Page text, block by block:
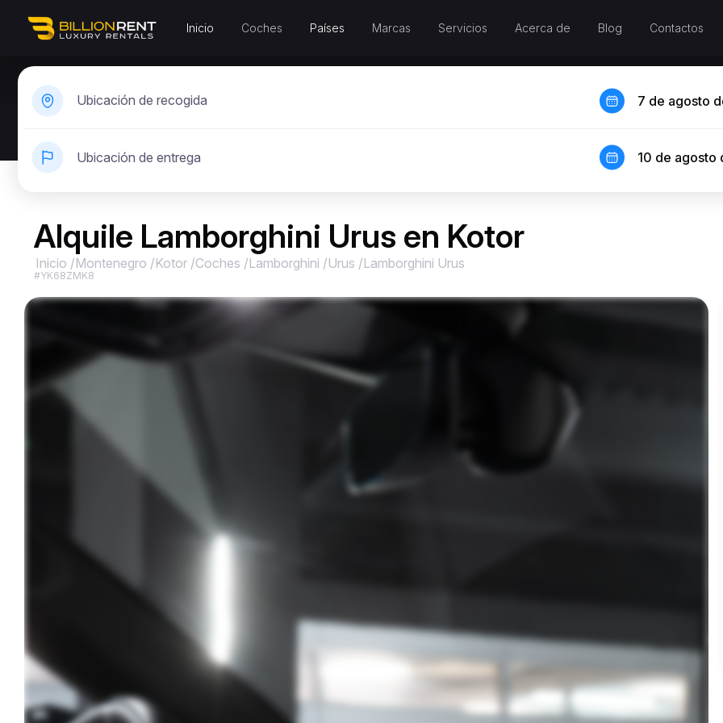
Inicio Coches Países Marcas Servicios Acerca de Blog Contactos
Ubicación de recogida
Ubicación de entrega
7 de agosto
10 de agosto
Alquile Lamborghini Urus en Kotor
Inicio /Montenegro /Kotor /Coches /Lamborghini /Urus /Lamborghini Urus
#YK68ZMK8